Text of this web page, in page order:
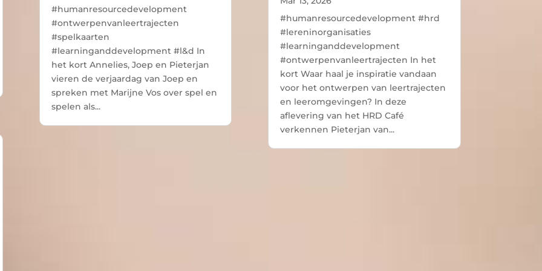
#humanresourcedevelopment
#ontwerpenvanleertrajecten
#spelkaarten
#learninganddevelopment #l&d In
het kort Annelies, Joep en Pieterjan
vieren de verjaardag van Joep en
spreken met Marijne Vos over spel en
spelen als...
#humanresourcedevelopment #hrd
#lereninorganisaties
#learninganddevelopment
#ontwerpenvanleertrajecten In het
kort Waar haal je inspiratie vandaan
voor het ontwerpen van leertrajecten
en leeromgevingen? In deze
aflevering van het HRD Café
verkennen Pieterjan van...